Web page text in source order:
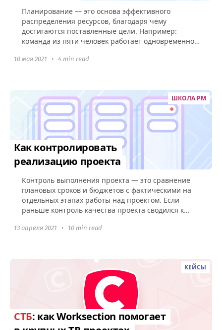
Планирование –– это основа эффективного
распределения ресурсов, благодаря чему
достигаются поставленные цели. Например:
команда из пяти человек работает одновременно
10 мая 2021 • 4 min read
ШКОЛА PM
Как контролировать
реализацию проекта
Контроль выполнения проекта — это сравнение
плановых сроков и бюджетов с фактическими на
отдельных этапах работы над проектом. Если
раньше контроль качества проекта сводился к
13 апреля 2021 • 10 min read
КЕЙСЫ
СТБ: как Worksection помогает